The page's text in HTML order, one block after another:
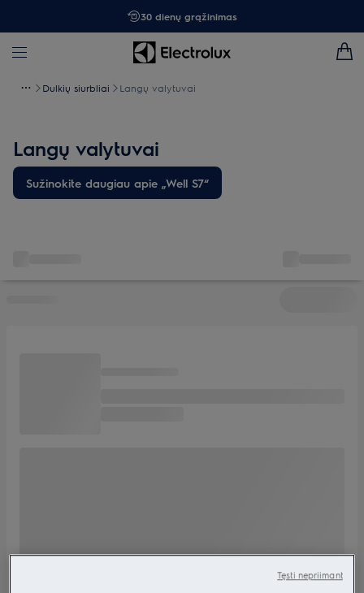
30 dienų grąžinimas
Dulkių siurbliai Langų valytuvai
Langų valytuvai
Sužinokite daugiau apie „Well S7“
Tęsti nepriimant